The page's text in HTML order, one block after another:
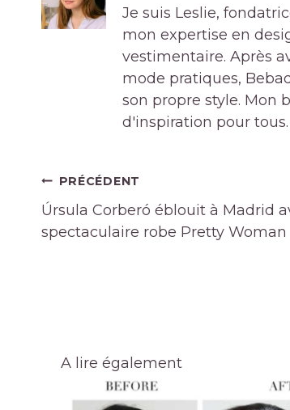
Je suis Leslie,
mon expertise en
vestimentaire. Après
mode pratiques,
son propre style. Mon
d'inspiration pour tous.
Navigation
de
l’article
PRÉCÉDENT
Úrsula Corberó éblouit à Madrid
spectaculaire robe Pretty Woman
A lire également